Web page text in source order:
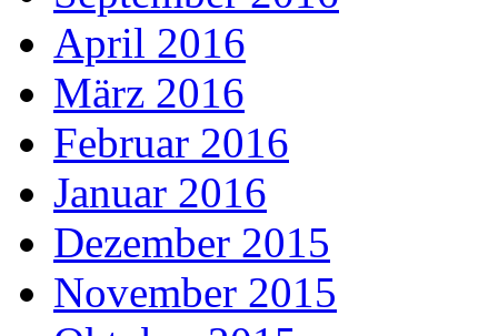
April 2016
März 2016
Februar 2016
Januar 2016
Dezember 2015
November 2015